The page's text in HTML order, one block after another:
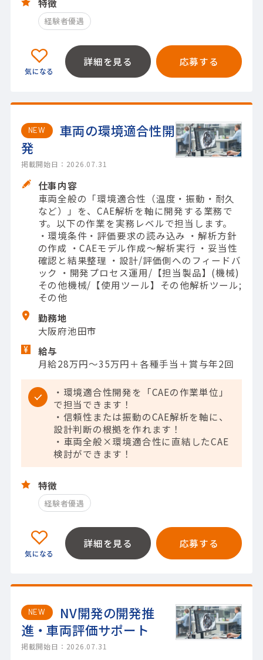
特徴
経験者優遇
詳細を見る 応募する
NEW
車両の環境適合性開
発
掲載開始日：2026.07.31
仕事内容
車両全般の「環境適合性（温度・振動・耐久
など）」を、CAE解析を軸に開発する業務で
す。以下の作業を実務レベルで担当します。
・環境条件・評価要求の読み込み ・解析方針
の作成 ・CAEモデル作成～解析実行 ・妥当性
確認と結果整理 ・設計/評価側へのフィードバ
ック ・開発プロセス運用/【担当製品】(機械)
その他機械/【使用ツール】その他解析ツール;
その他
勤務地
大阪府池田市
給与
月給28万円～35万円＋各種手当＋賞与年2回
・環境適合性開発を「CAEの作業単位」
で担当できます！
・信頼性または振動のCAE解析を軸に、
設計判断の根拠を作れます！
・車両全般×環境適合性に直結したCAE
検討ができます！
特徴
経験者優遇
詳細を見る 応募する
NEW
NV開発の開発推
進・車両評価サポート
掲載開始日：2026.07.31